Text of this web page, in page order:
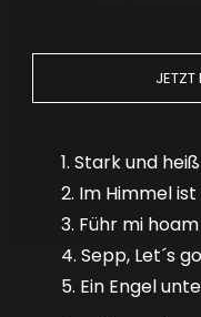
JETZT
1. Stark und
2. Im Himmel
3. Führ mi hoam
4. Sepp, Let´s go
5. Ein Engel